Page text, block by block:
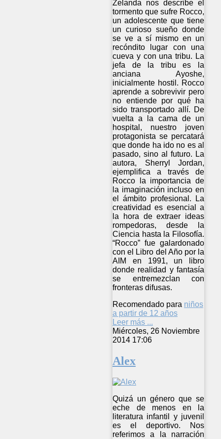
Zelanda nos describe el
tormento que sufre Rocco,
un adolescente que tiene
un curioso sueño donde
se ve a sí mismo en un
recóndito lugar con una
cueva y con una tribu. La
jefa de la tribu es la
anciana Ayoshe,
inicialmente hostil. Rocco
aprende a sobrevivir pero
no entiende por qué ha
sido transportado allí. De
vuelta a la cama de un
hospital, nuestro joven
protagonista se percatará
que donde ha ido no es al
pasado, sino al futuro. La
autora, Sherryl Jordan,
ejemplifica a través de
Rocco la importancia de
la imaginación incluso en
el ámbito profesional. La
creatividad es esencial a
la hora de extraer ideas
rompedoras, desde la
Ciencia hasta la Filosofía.
“Rocco” fue galardonado
con el Libro del Año por la
AIM en 1991, un libro
donde realidad y fantasía
se entremezclan con
fronteras difusas.
Recomendado para niños
a partir de 12 años
Leer más ...
Miércoles, 26 Noviembre
2014 17:06
Alex
Quizá un género que se
eche de menos en la
literatura infantil y juvenil
es el deportivo. Nos
referimos a la narración